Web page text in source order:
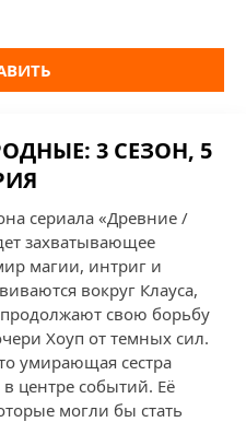
3 СЕЗОН, 5
сериала «Древние /
захватывающее
магии, интриг и
вокруг Клауса,
свою борьбу
Хоуп от темных сил.
умирающая сестра
центре событий. Её
могли бы стать